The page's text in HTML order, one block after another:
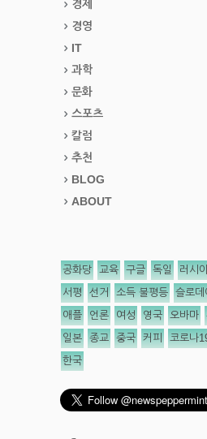
경제
경영
IT
과학
문화
스포츠
칼럼
추천
BLOG
ABOUT
공화당 교육 구글 독일 러시
서평 선거 소득 불평등 슬로데
애플 언론 여성 영국 오바마
일본 종교 중국 커피 코로나
한국